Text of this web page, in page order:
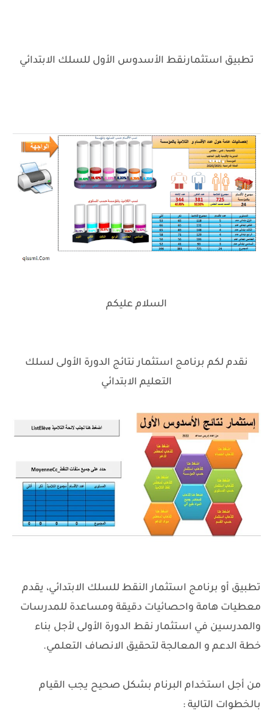
تطبيق استثمارنقط الأسدوس الأول للسلك الابتدائي
السلام عليكم
نقدم لكم برنامج استثمار نتائج الدورة الأولى لسلك
التعليم الابتدائي
تطبيق أو برنامج استثمار النقط للسلك الابتدائي، يقدم
معطيات هامة واحصائيات دقيقة ومساعدة للمدرسات
والمدرسين في استثمار نقط الدورة الأولى لأجل بناء
خطة الدعم و المعالجة لتحقيق الانصاف التعلمي.
من أجل استخدام البرنام بشكل صحيح يجب القيام
بالخطوات التالية :